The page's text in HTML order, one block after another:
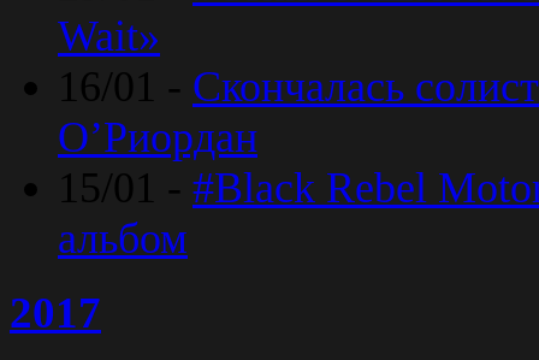
Wait»
16/01 - Скончалась
O’Риордан
15/01 - #Black Rebel
альбом
2017